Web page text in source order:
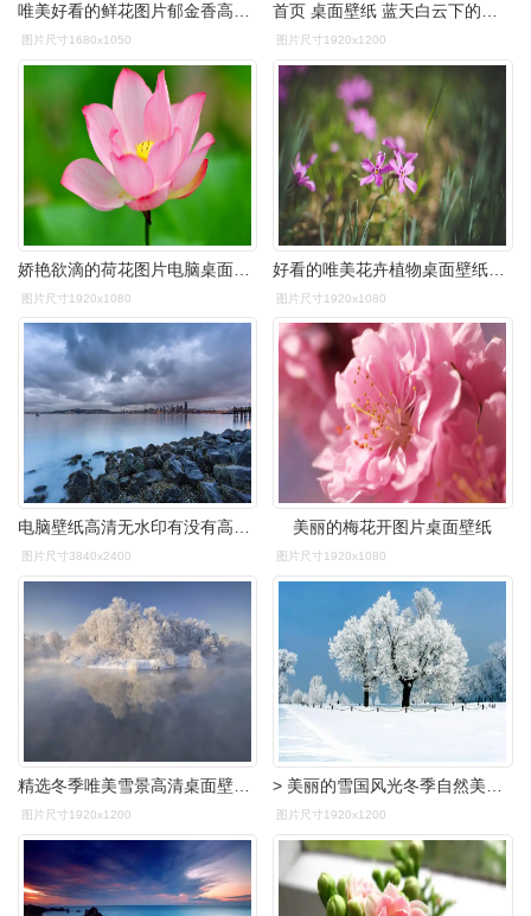
图片尺寸1680x1050 图片尺寸1920x1200
图片尺寸1920x1080 图片尺寸1920x1080
电脑壁纸高清无水印有没有高清无水印的电脑壁纸啊
图片尺寸3840x2400
美丽的梅花开图片桌面壁纸
图片尺寸1920x1080
图片尺寸1920x1200 图片尺寸1920x1200